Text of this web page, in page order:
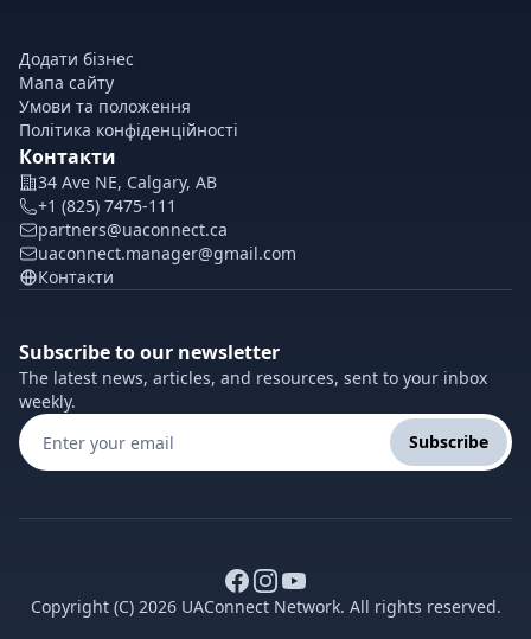
Додати бізнес
Мапа сайту
Умови та положення
Політика конфіденційності
Контакти
34 Ave NE, Calgary, AB
+1 (825) 7475-111
partners@uaconnect.ca
uaconnect.manager@gmail.com
Контакти
Subscribe to our newsletter
The latest news, articles, and resources, sent to your inbox
weekly.
Subscribe
Copyright (C) 2026 UAConnect Network. All rights reserved.